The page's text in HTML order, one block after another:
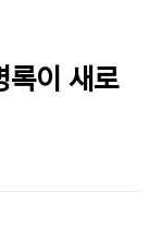
록이 새로